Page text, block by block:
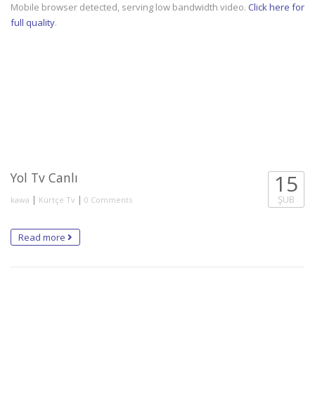
We are sorry, currently no live stream available.
Retrying in 11 saniye...
Mobile browser detected, serving low bandwidth video. Click here for
full quality.
Yol Tv Canlı
kawa | Kürtçe Tv | 0 Comments
15
ŞUB
Read more